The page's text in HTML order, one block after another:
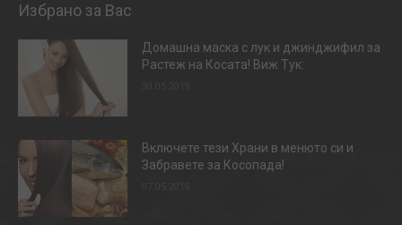
Избрано за Вас
Домашна маска с лук и джинджифил за
Растеж на Косата! Виж Тук:
Включете тези Храни в менюто си и
Забравете за Косопада!